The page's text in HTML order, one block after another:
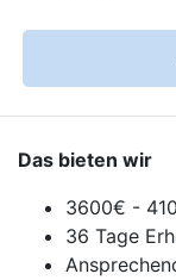
Das bieten wir
3600€ -
36 Tage